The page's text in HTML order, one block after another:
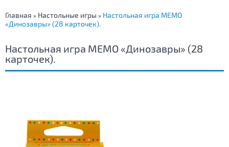
Главная » Настольные игры » Настольная игра МЕМО
«Динозавры» (28 карточек).
Настольная игра МЕМО «Динозавры» (28
карточек).